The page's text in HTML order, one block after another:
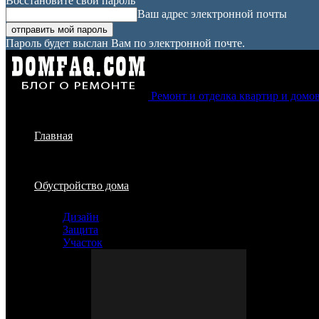
Ваш адрес электронной почты
Пароль будет выслан Вам по электронной почте.
Ремонт и отделка квартир и
Главная
Обустройство дома
Дизайн
Защита
Участок